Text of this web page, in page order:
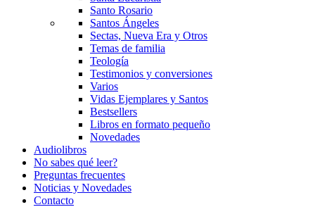
Santo Rosario
Santos Ángeles
Sectas, Nueva Era y Otros
Temas de familia
Teología
Testimonios y conversiones
Varios
Vidas Ejemplares y Santos
Bestsellers
Libros en formato pequeño
Novedades
Audiolibros
No sabes qué leer?
Preguntas frecuentes
Noticias y Novedades
Contacto